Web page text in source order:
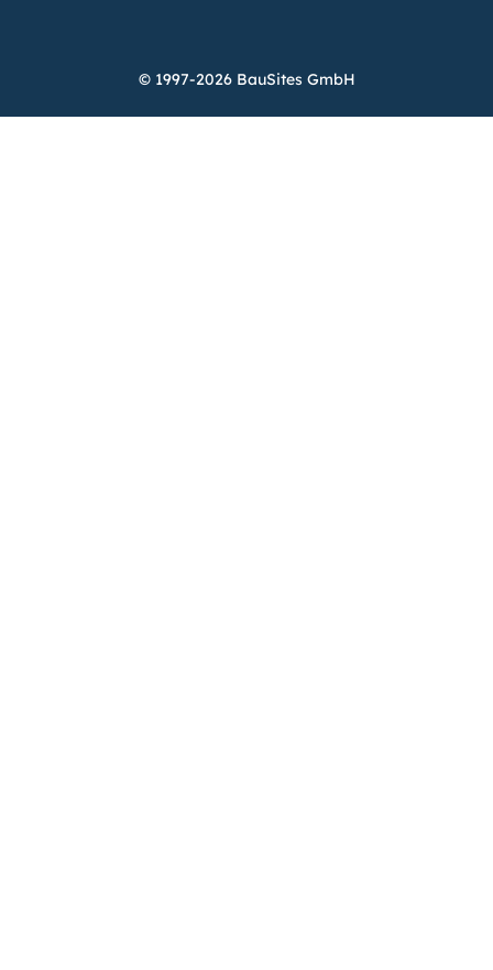
© 1997-2026 BauSites GmbH